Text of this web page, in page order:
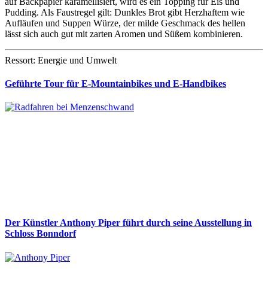
Pudding. Als Faustregel gilt: Dunkles Brot gibt Herzhaftem wie
Aufläufen und Suppen Würze, der milde Geschmack des hellen
lässt sich auch gut mit zarten Aromen und Süßem kombinieren.
Ressort: Energie und Umwelt
Geführte Tour für E-Mountainbikes und E-Handbikes
Der Künstler Anthony Piper führt durch seine Ausstellung in
Schloss Bonndorf